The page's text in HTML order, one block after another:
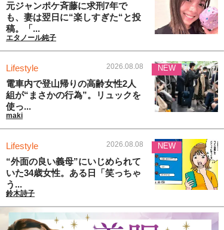
元ジャンポケ斉藤に求刑7年で
も、妻は翌日に“楽しすぎた“と投
稿。「...
エタノール純子
Lifestyle 2026.08.08
電車内で登山帰りの高齢女性2人
組が“まさかの行為”。リュックを
使っ...
maki
NEW
Lifestyle 2026.08.08
“外面の良い義母”にいじめられて
いた34歳女性。ある日「笑っちゃ
う...
鈴木詩子
NEW